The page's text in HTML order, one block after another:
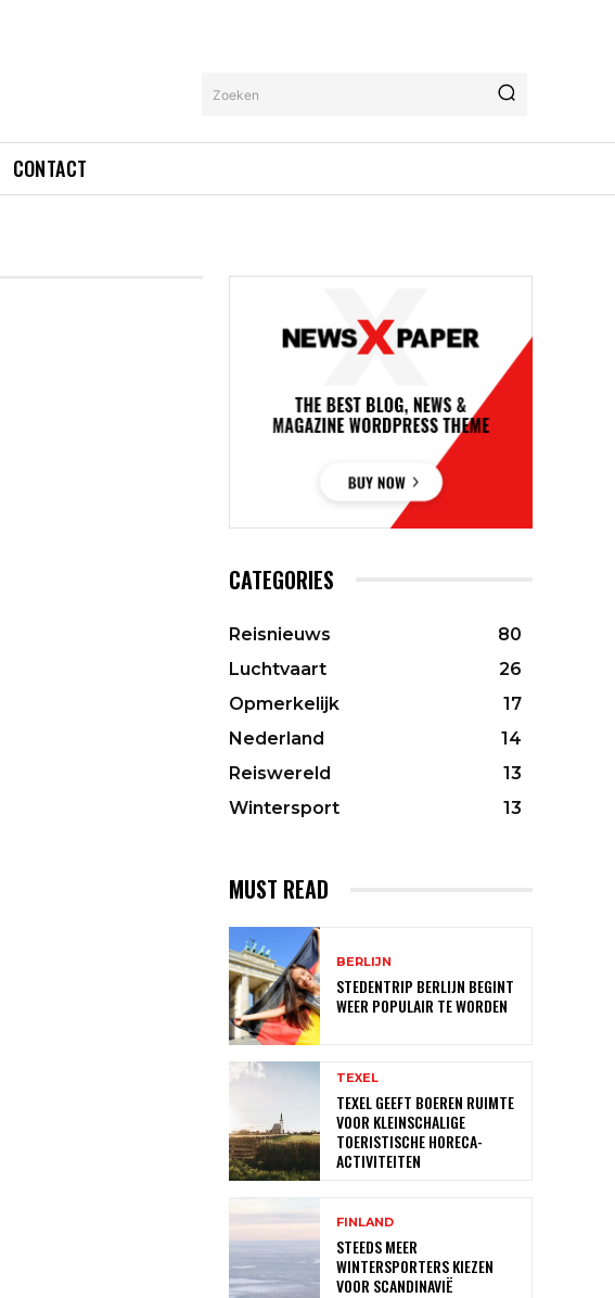
Zoeken
CONTACT
CATEGORIES
Reisnieuws
80
Luchtvaart
26
Opmerkelijk
17
Nederland
14
Reiswereld
13
Wintersport
13
MUST READ
BERLIJN
STEDENTRIP BERLIJN BEGINT
WEER POPULAIR TE WORDEN
TEXEL
TEXEL GEEFT BOEREN RUIMTE
VOOR KLEINSCHALIGE
TOERISTISCHE HORECA-
ACTIVITEITEN
FINLAND
STEEDS MEER
WINTERSPORTERS KIEZEN
VOOR SCANDINAVIË